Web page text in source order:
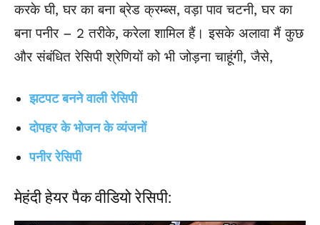
करके घी, घर का बना ब्रेड क्रम्ब्स, वड़ा पाव चटनी, घर का
बना पनीर – 2 तरीके, करेला शामिल हैं। इसके अलावा मैं कुछ
और संबंधित रेसिपी श्रेणियों को भी जोड़ना चाहूंगी, जैसे,
झटपट बनने वाली रेसिपी
दोपहर के भोजन के व्यंजनों
पनीर रेसिपी
मेहंदी हेयर पैक वीडियो रेसिपी: